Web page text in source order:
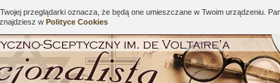
przeglądarki oznacza, że będą one umieszczane w Twoim urządzeniu.
w Polityce Cookies